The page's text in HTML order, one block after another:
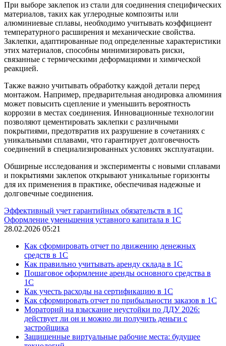
При выборе заклепок из стали для соединения специфических
материалов, таких как углеродные композиты или
алюминиевые сплавы, необходимо учитывать коэффициент
температурного расширения и механические свойства.
Заклепки, адаптированные под определенные характеристики
этих материалов, способны минимизировать риски,
связанные с термическими деформациями и химической
реакцией.
Также важно учитывать обработку каждой детали перед
монтажом. Например, предварительная анодировка алюминия
может повысить сцепление и уменьшить вероятность
коррозии в местах соединения. Инновационные технологии
позволяют цементировать заклепки с различными
покрытиями, предотвратив их разрушение в сочетаниях с
уникальными сплавами, что гарантирует долговечность
соединений в специализированных условиях эксплуатации.
Обширные исследования и эксперименты с новыми сплавами
и покрытиями заклепок открывают уникальные горизонты
для их применения в практике, обеспечивая надежные и
долговечные соединения.
Эффективный учет гарантийных обязательств в 1С
Оформление уменьшения уставного капитала в 1С
28.02.2026 05:21
Как сформировать отчет по движению денежных
средств в 1С
Как правильно учитывать аренду склада в 1С
Пошаговое оформление аренды основного средства в
1С
Как учесть расходы на сертификацию в 1С
Как сформировать отчет по прибыльности заказов в 1С
Мораторий на взыскание неустойки по ДДУ 2026:
действует ли он и можно ли получить деньги с
застройщика
Защищенные виртуальные рабочие места: будущее